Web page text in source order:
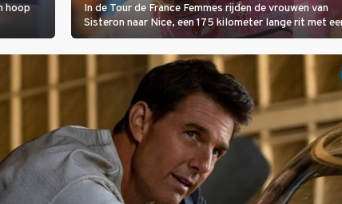
hoop
In de Tour de France Femmes rijden de vrouwen van
Sisteron naar Nice, een 175 kilometer lange rit met
geleidelijke klim in het midden. Dat is mogelijk niet de
zwaarste hindernis, dat is de temperatuur. Het kan in
namelijk bloedheet worden.